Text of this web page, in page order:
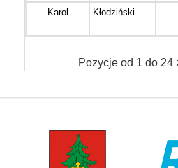
Karol Kłodziński
Pozycje od 1 do 24